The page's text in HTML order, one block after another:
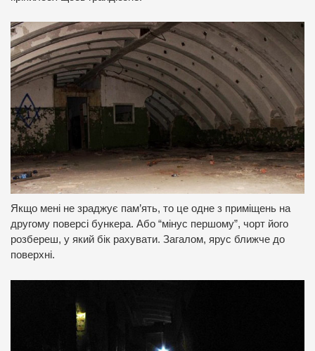
Якщо мені не зраджує пам’ять, то це одне з приміщень на
другому поверсі бункера. Або “мінус першому”, чорт його
розбереш, у який бік рахувати. Загалом, ярус ближче до
поверхні.